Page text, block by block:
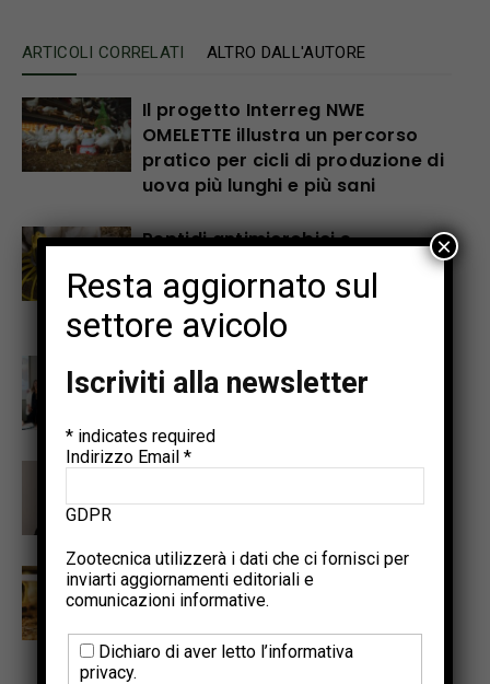
ARTICOLI CORRELATI ALTRO DALL'AUTORE
Il progetto Interreg NWE
OMELETTE illustra un percorso
pratico per cicli di produzione di
uova più lunghi e più sani
Peptidi antimicrobici e
biosurfattanti nel controllo delle
enteriti avicole: ruolo di
surfactina e citrocina
Hartmann presenta un’analisi
delle abitudini di acquisto degli
Ovo mag: evoluzioni del mondo
del food. Innovazione, cultura e
Acqua di abbeverata pulita,
regole chiare. Igiene e
conformità normativa negli
allevamenti avicoli
Resta aggiornato sul
settore avicolo
Iscriviti alla newsletter
* indicates required
Indirizzo Email *
GDPR
Zootecnica utilizzerà i dati che ci fornisci per
inviarti aggiornamenti editoriali e
comunicazioni informative.
Dichiaro di aver letto l’informativa
privacy.
×